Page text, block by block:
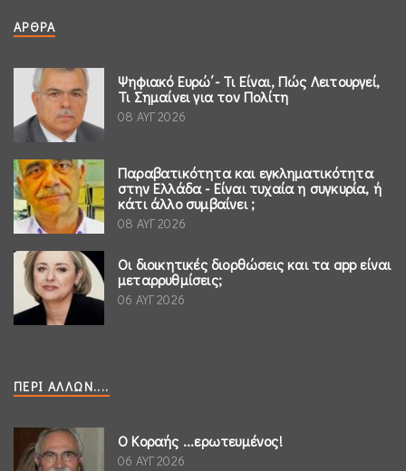
ΆΡΘΡΑ
Ψηφιακό Ευρώ΄- Τι Είναι, Πώς Λειτουργεί,
Τι Σημαίνει για τον Πολίτη
08 ΑΥΓ 2026
Παραβατικότητα και εγκληματικότητα
στην Ελλάδα - Είναι τυχαία η συγκυρία, ή
κάτι άλλο συμβαίνει ;
08 ΑΥΓ 2026
Οι διοικητικές διορθώσεις και τα app είναι
μεταρρυθμίσεις;
06 ΑΥΓ 2026
ΠΕΡΊ ΆΛΛΩΝ....
Ο Κοραής ...ερωτευμένος!
06 ΑΥΓ 2026